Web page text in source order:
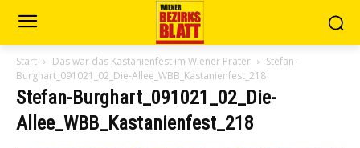
Start Das war das Kastanienfest im Wiener Prater
Stefan-
Burghart_091021_02_Die-Allee_WBB_Kastanienfest_218
Stefan-Burghart_091021_02_Die-
Allee_WBB_Kastanienfest_218